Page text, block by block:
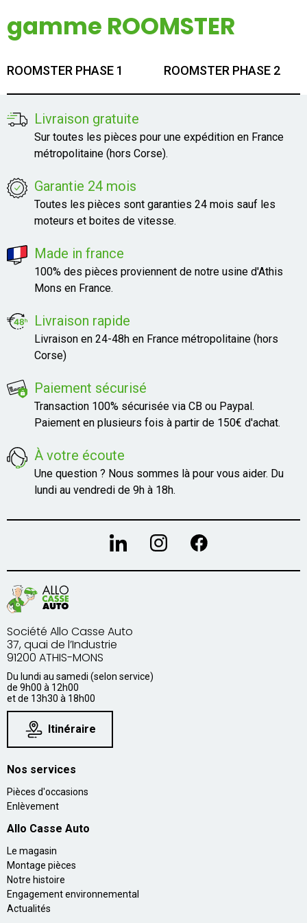
gamme ROOMSTER
ROOMSTER PHASE 1 ROOMSTER PHASE 2
Livraison gratuite
Sur toutes les pièces pour une expédition en France
métropolitaine (hors Corse).
Garantie 24 mois
Toutes les pièces sont garanties 24 mois sauf les
moteurs et boites de vitesse.
Made in france
100% des pièces proviennent de notre usine d'Athis
Mons en France.
Livraison rapide
Livraison en 24-48h en France métropolitaine (hors
Corse)
Paiement sécurisé
Transaction 100% sécurisée via CB ou Paypal.
Paiement en plusieurs fois à partir de 150€ d'achat.
À votre écoute
Une question ? Nous sommes là pour vous aider. Du
lundi au vendredi de 9h à 18h.
Société Allo Casse Auto
37, quai de l’Industrie
91200 ATHIS-MONS
Du lundi au samedi (selon service)
de 9h00 à 12h00
et de 13h30 à 18h00
Itinéraire
Nos services
Pièces d'occasions
Enlèvement
Allo Casse Auto
Le magasin
Montage pièces
Notre histoire
Engagement environnemental
Actualités